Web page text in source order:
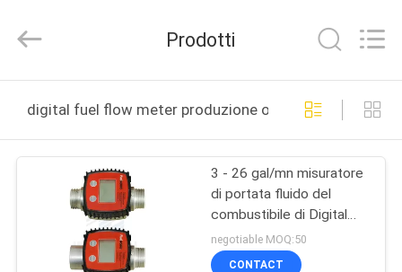
PRODOTTI
VIDEO
Machinery
Rights
Prodotti
digital fuel flow meter produzione online
3 - 26 gal/mn misuratore
di portata fluido del
combustibile di Digital
della turbina di portata
per cherosene diesel
negotiable MOQ:50
CONTACT